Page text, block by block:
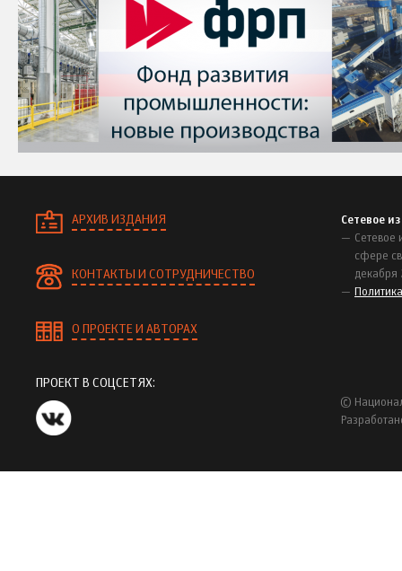
АРХИВ ИЗДАНИЯ
КОНТАКТЫ И СОТРУДНИЧЕСТВО
О ПРОЕКТЕ И АВТОРАХ
Сетевое
Сетевое
сфере
декабря
ПРОЕКТ В СОЦСЕТЯХ:
©